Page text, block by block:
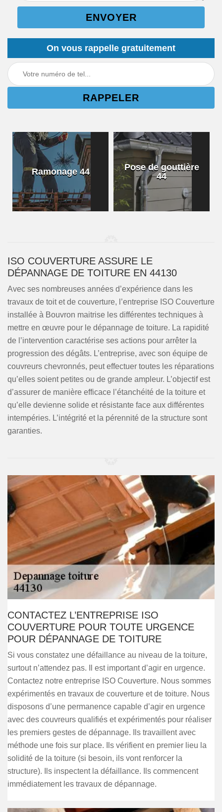
On vous rappelle gratuitement
Ramonage 44
Pose de gouttière
44
ISO COUVERTURE ASSURE LE
DÉPANNAGE DE TOITURE EN 44130
Avec ses nombreuses années d’expérience dans les
travaux de toit et de couverture, l’entreprise ISO Couverture
installée à Bouvron maitrise les différentes techniques à
mettre en œuvre pour le dépannage de toiture. La rapidité
de l’intervention caractérise ses actions pour arrêter la
progression des dégâts. L’entreprise, avec son équipe de
couvreurs chevronnés, peut effectuer toutes les réparations
qu’elles soient petites ou de grande ampleur. L’objectif est
d’assurer de manière efficace l’étanchéité de la toiture et
qu’elle devienne solide et résistante face aux différentes
intempéries. L’intégrité et la pérennité de la structure sont
garanties.
CONTACTEZ L’ENTREPRISE ISO
COUVERTURE POUR TOUTE URGENCE
POUR DÉPANNAGE DE TOITURE
Si vous constatez une défaillance au niveau de la toiture,
surtout n’attendez pas. Il est important d’agir en urgence.
Contactez notre entreprise ISO Couverture. Nous sommes
expérimentés en travaux de couverture et de toiture. Nous
disposons d’une permanence capable d’agir en urgence
avec des couvreurs qualifiés et expérimentés pour réaliser
les premiers gestes de dépannage. Ils travaillent avec
méthode une fois sur place. Ils vérifient en premier lieu la
solidité de la toiture (si besoin, ils vont renforcer la
structure). Ils inspectent la défaillance. Ils commencent
immédiatement les travaux de dépannage.